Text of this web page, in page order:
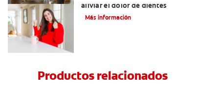
aliviar el dolor de dientes
Más información
Productos relacionados